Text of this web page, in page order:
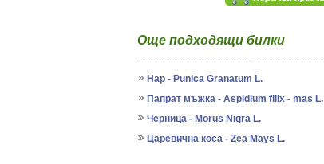
Още подходящи билки
Нар - Punica Granatum L.
Папрат мъжка - Aspidium filix - mas L.
Черница - Morus Nigra L.
Царевична коса - Zea Mays L.